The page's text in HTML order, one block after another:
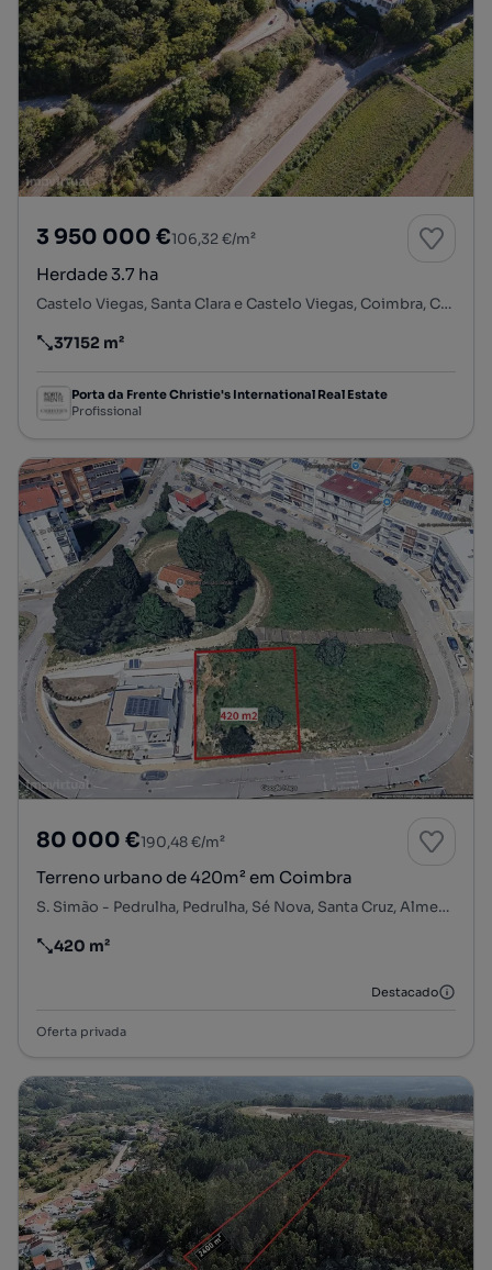
3 950 000 €106,32 €/m²
Herdade 3.7 ha
Castelo Viegas, Santa Clara e Castelo Viegas, Coimbra, Coimbra
Preço por metro quadrado
37152 m²
Porta da Frente Christie's International Real Estate
Profissional
80 000 €190,48 €/m²
Terreno urbano de 420m² em Coimbra
S. Simão - Pedrulha, Pedrulha, Sé Nova, Santa Cruz, Almedina e São Bartolomeu, Coimbra, Coimbra
Preço por metro quadrado
420 m²
Destacado
Oferta privada